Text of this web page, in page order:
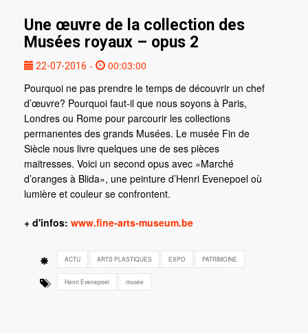
Une œuvre de la collection des
Musées royaux – opus 2
22-07-2016 -
00:03:00
Pourquoi ne pas prendre le temps de découvrir un chef
d’œuvre? Pourquoi faut-il que nous soyons à Paris,
Londres ou Rome pour parcourir les collections
permanentes des grands Musées. Le musée Fin de
Siècle nous livre quelques une de ses pièces
maitresses. Voici un second opus avec «Marché
d’oranges à Blida», une peinture d’Henri Evenepoel où
lumière et couleur se confrontent.
+ d'infos: www.fine-arts-museum.be
ACTU ARTS PLASTIQUES EXPO PATRIMOINE
Henri Evenepoel musée